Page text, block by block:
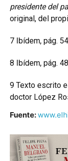
presidente del
original, del
7 Ibídem, pág.
8 Ibídem, pág. 48
9 Texto escrito
doctor López
Fuente: